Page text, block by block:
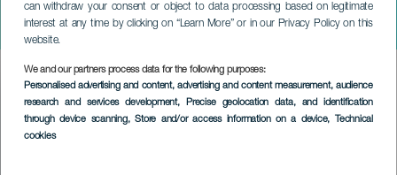
can withdraw your consent or object to data processing based on legitimate
interest at any time by clicking on “Learn More” or in our Privacy Policy on this
website.
We and our partners process data for the following purposes:
Personalised advertising and content, advertising and content measurement, audience
research and services development, Precise geolocation data, and identification
through device scanning, Store and/or access information on a device, Technical
cookies
Internacional Turismark
Dunas de Fuerteventura
Imagen
Listado